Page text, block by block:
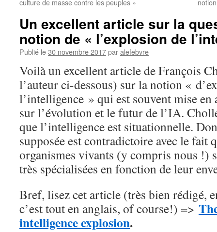
culture de masse contre les peuples »
Un excellent article sur la
notion de « l’explosion de
Publié le30 novembre 2017paralefebvre
Voilà un excellent article de François
l’auteur ci-dessous) sur la notion «
l’intelligence » qui est souvent mise en
sur l’évolution et le futur de l’IA.
que l’intelligence est situationnelle.
supposée est contradictoire avec le fait
organismes vivants (y compris nous !)
très spécialisées en fonction de leur
Bref, lisez cet article (très bien rédigé,
c’est tout en anglais, of course!) =>
intelligence explosion.